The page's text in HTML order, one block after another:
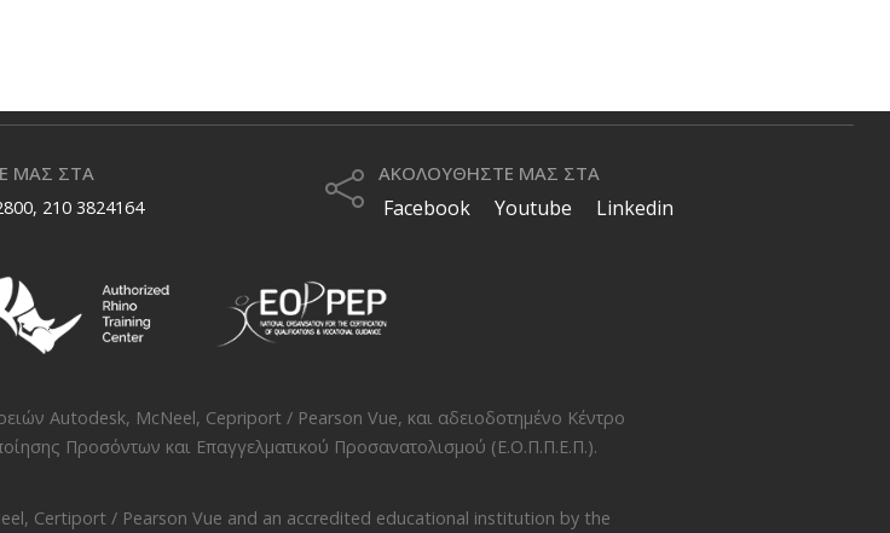
ΜΑΣ ΣΤΑ
210 3824164
ΑΚΟΛΟΥΘΗΣΤΕ ΜΑΣ ΣΤΑ
Facebook Youtube Linkedin
Autodesk, McNeel, Cepriport / Pearson Vue, και αδειοδοτημένο Κέντρο
Προσόντων και Επαγγελματικού Προσανατολισμού (Ε.Ο.Π.Π.Ε.Π.).
, Certiport / Pearson Vue and an accredited educational institution by the